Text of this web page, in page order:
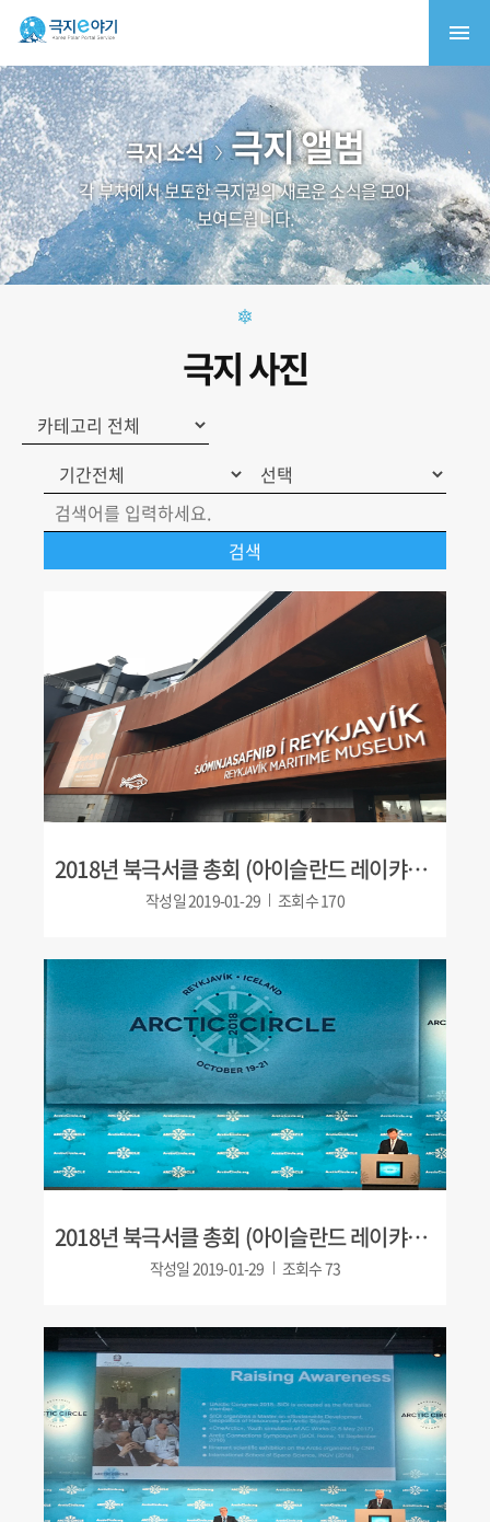
극지 소식 극지 앨범
각 부처에서 보도한 극지권의 새로운 소식을 모아
보여드립니다.
극지 사진
2018년 북극서클 총회 (아이슬란드 레이캬비크)
작성일2019-01-29 조회수170
2018년 북극서클 총회 (아이슬란드 레이캬비크)
작성일 2019-01-29 조회수73